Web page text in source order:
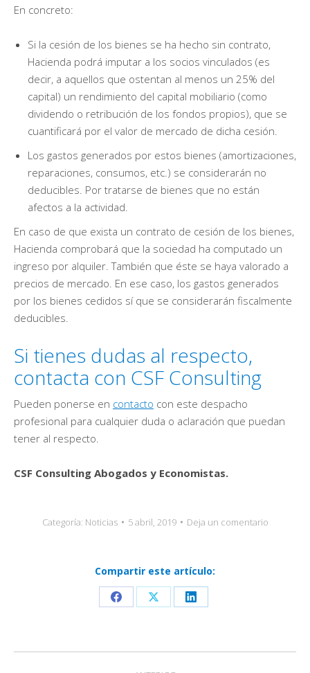
En concreto:
Si la cesión de los bienes se ha hecho sin contrato,
Hacienda podrá imputar a los socios vinculados (es
decir, a aquellos que ostentan al menos un 25% del
capital) un rendimiento del capital mobiliario (como
dividendo o retribución de los fondos propios), que se
cuantificará por el valor de mercado de dicha cesión.
Los gastos generados por estos bienes (amortizaciones,
reparaciones, consumos, etc.) se considerarán no
deducibles. Por tratarse de bienes que no están
afectos a la actividad.
En caso de que exista un contrato de cesión de los bienes,
Hacienda comprobará que la sociedad ha computado un
ingreso por alquiler. También que éste se haya valorado a
precios de mercado. En ese caso, los gastos generados
por los bienes cedidos sí que se considerarán fiscalmente
deducibles.
Si tienes dudas al respecto,
contacta con CSF Consulting
Pueden ponerse en contacto con este despacho
profesional para cualquier duda o aclaración que puedan
tener al respecto.
CSF Consulting Abogados y Economistas.
Categoría: Noticias 5 abril, 2019 Deja un comentario
Compartir este artículo:
Share
Facebook
Share
X
Share
LinkedIn